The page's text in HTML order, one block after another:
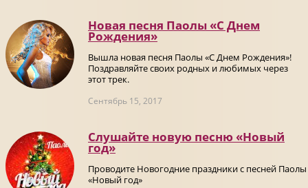
Новая песня Паолы «С Днем
Рождения»
Вышла новая песня Паолы «С Днем Рождения»!
Поздравляйте своих родных и любимых через
этот трек.
Сентябрь 15, 2017
Слушайте новую песню «Новый
год»
Проводите Новогодние праздники с песней Паолы
«Новый год»